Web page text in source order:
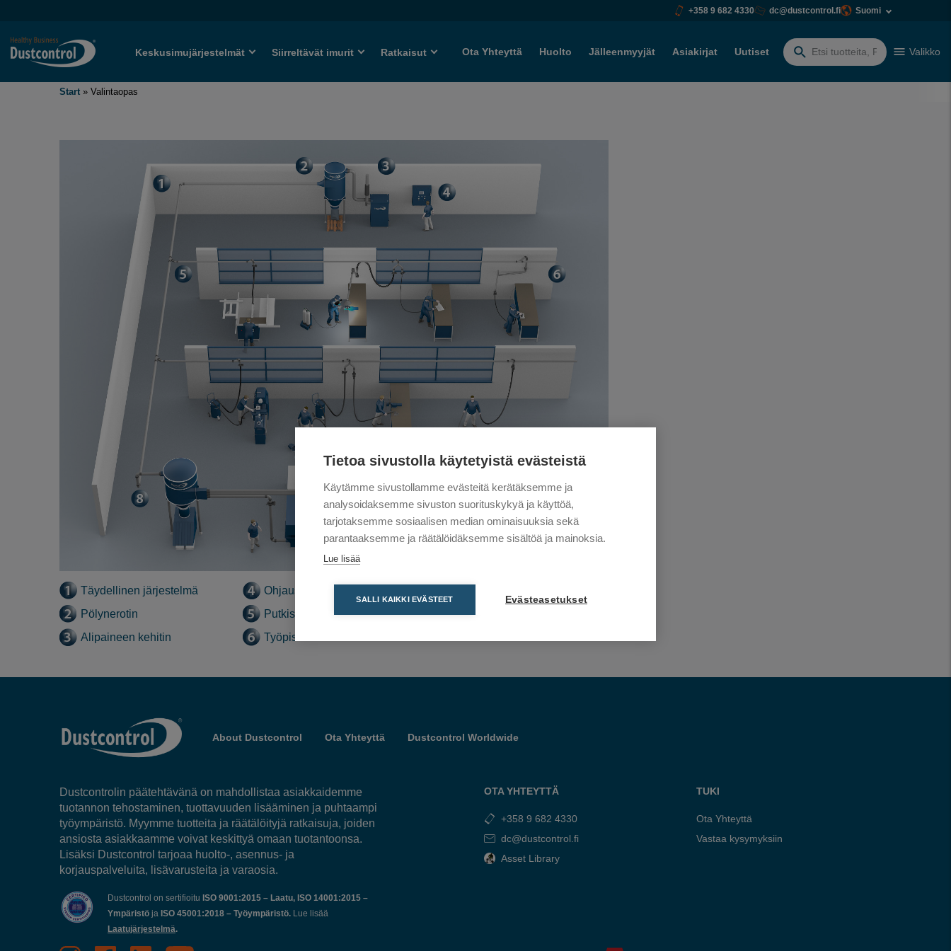
+358 9 682 4330 dc@dustcontrol.fi Suomi
Keskusimujärjestelmät Siirreltävät imurit Ratkaisut Ota Yhteyttä Huolto Jälleenmyyjät Asiakirjat Uutiset
Etsiä:
Valikko
Start » Valintaopas
Täydellinen järjestelmä
Pölynerotin
Alipaineen kehitin
Ohjausjärjestelmä
Putkisto
Työpistevarustus
Esierotin
About Dustcontrol Ota Yhteyttä Dustcontrol Worldwide
Dustcontrolin päätehtävänä on mahdollistaa asiakkaidemme
tuotannon tehostaminen, tuottavuuden lisääminen ja puhtaampi
työympäristö. Myymme tuotteita ja räätälöityjä ratkaisuja, joiden
ansiosta asiakkaamme voivat keskittyä omaan tuotantoonsa.
Lisäksi Dustcontrol tarjoaa huolto-, asennus- ja
korjauspalveluita, lisävarusteita ja varaosia.
Dustcontrol on sertifioitu ISO 9001:2015 – Laatu, ISO 14001:2015 –
Ympäristö ja ISO 45001:2018 – Työympäristö. Lue lisää
Laatujärjestelmä.
OTA YHTEYTTÄ
+358 9 682 4330
dc@dustcontrol.fi
Asset Library
TUKI
Ota Yhteyttä
Vastaa kysymyksiin
Tietoa sivustolla käytetyistä evästeistä
Käytämme sivustollamme evästeitä kerätäksemme ja
analysoidaksemme sivuston suorituskykyä ja käyttöä,
tarjotaksemme sosiaalisen median ominaisuuksia sekä
parantaaksemme ja räätälöidäksemme sisältöä ja mainoksia.
Lue lisää
SALLI KAIKKI EVÄSTEET Evästeasetukset